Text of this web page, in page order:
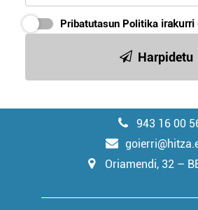
Pribatutasun Politika irakurri
Harpidetu
943 16 00
Oriamendi, 32 –